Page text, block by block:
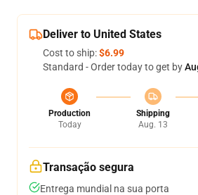
Deliver to United States
Cost to ship:$6.99
Standard - Order today to get by
Production
Today
Shipping
Aug. 13
Transação segura
Entrega mundial na sua porta